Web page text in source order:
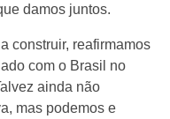
damos juntos.
construir, reafirmamos
com o Brasil no
ainda não
mas podemos e